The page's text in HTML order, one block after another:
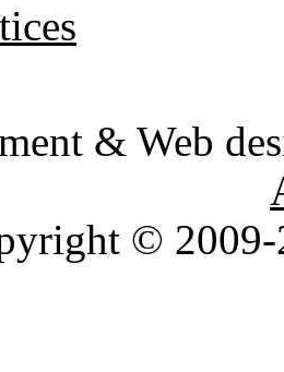
& Web
© 2009-